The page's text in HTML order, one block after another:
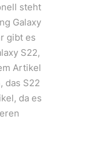
steht
Galaxy
gibt es
S22,
Artikel
das S22
da es